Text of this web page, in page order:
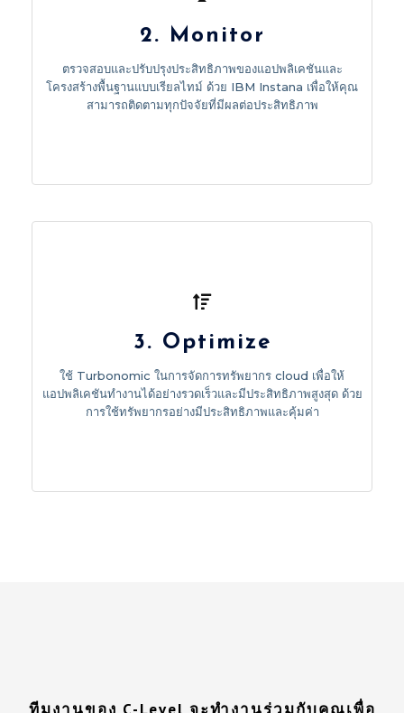
2. Monitor
ตรวจสอบและปรับปรุงประสิทธิภาพของแอปพลิเคชันและ
โครงสร้างพื้นฐานแบบเรียลไทม์ ด้วย IBM Instana เพื่อให้คุณ
สามารถติดตามทุกปัจจัยที่มีผลต่อประสิทธิภาพ
2. Monitor
Monitor and optimize application and infrastructure
you to track every factor affecting performance.
3. Optimize
ใช้ Turbonomic ในการจัดการทรัพยากร cloud เพื่อให้
แอปพลิเคชันทำงานได้อย่างรวดเร็วและมีประสิทธิภาพสูงสุด ด้วย
การใช้ทรัพยากรอย่างมีประสิทธิภาพและคุ้มค่า
3. Optimize
to ensure applications run fast and at peak
cost-effectiveness.